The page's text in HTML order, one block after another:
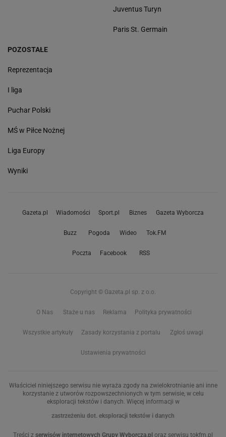
Juventus Turyn
Paris St. Germain
POZOSTAŁE
Reprezentacja
I liga
Puchar Polski
MŚ w Piłce Nożnej
Liga Europy
Wyniki
Gazeta.pl Wiadomości Sport.pl Biznes Gazeta Wyborcza
Buzz Pogoda Wideo Tok.FM
Poczta Facebook RSS
Copyright © Gazeta.pl sp. z o.o.
O Nas Staże u nas Reklama Polityka prywatności
Wszystkie artykuły Zasady korzystania z portalu Zgłoś uwagi
Ustawienia prywatności
Właściciel niniejszego serwisu nie wyraża zgody na zwielokrotnianie ani inne
korzystanie z utworów rozpowszechnionych w tym serwisie, w celu
eksploracji tekstów i danych. Więcej informacji w
zastrzeżeniu dot. eksploracji tekstów i danych
Treści z serwisów internetowych Grupy Wyborcza.pl oraz serwisu tokfm.pl